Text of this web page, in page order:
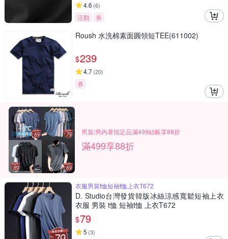
4.6 (6)
活動 券
Roush 水洗棉素面圓領短TEE(611002)
$239
4.7(20)
券
男裝/男內著指定品滿499結帳享88折
滿499享88折
衣服男裝t恤短袖t恤上衣T672
D. Studio台灣發貨韓版冰絲涼感寬鬆短袖上衣
衣服 男裝 t恤 短袖t恤 上衣T672
$79
5 (3)